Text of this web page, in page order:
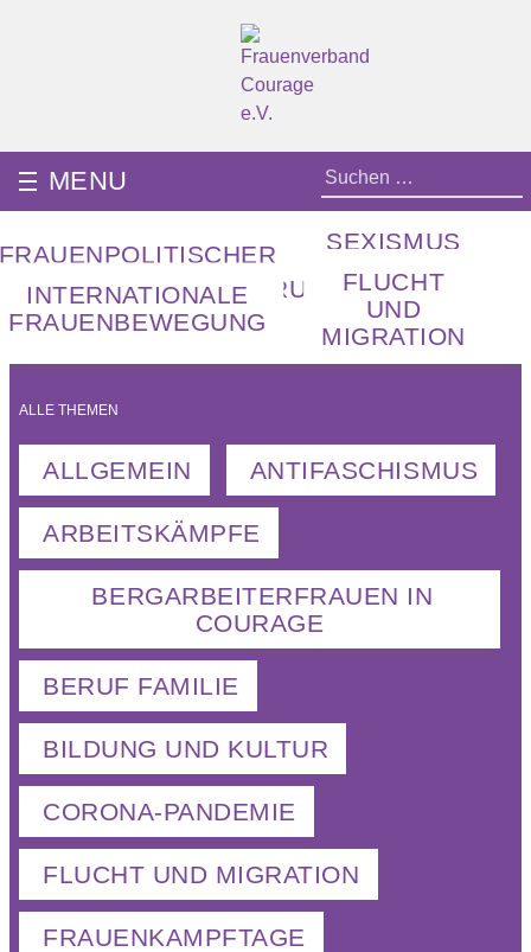
Überparteilich und international, solidarisch und demokratisch.
MENU
Suchen
nach:
RATSCHLAG
SEXISMUS
UND
GEWALT
BERUF
FAMILIE
INTERNATIONALE
FRAUENBEWEGUNG
FLUCHT
UND
MIGRATION
ALLE THEMEN
ALLGEMEIN ANTIFASCHISMUS
ARBEITSKÄMPFE
BERGARBEITERFRAUEN IN
COURAGE
BERUF FAMILIE
BILDUNG UND KULTUR
CORONA-PANDEMIE
FLUCHT UND MIGRATION
FRAUENKAMPFTAGE